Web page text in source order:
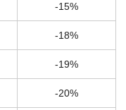
-15%
-18%
-19%
-20%